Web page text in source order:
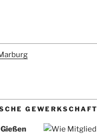
GEWERKSCHAFT